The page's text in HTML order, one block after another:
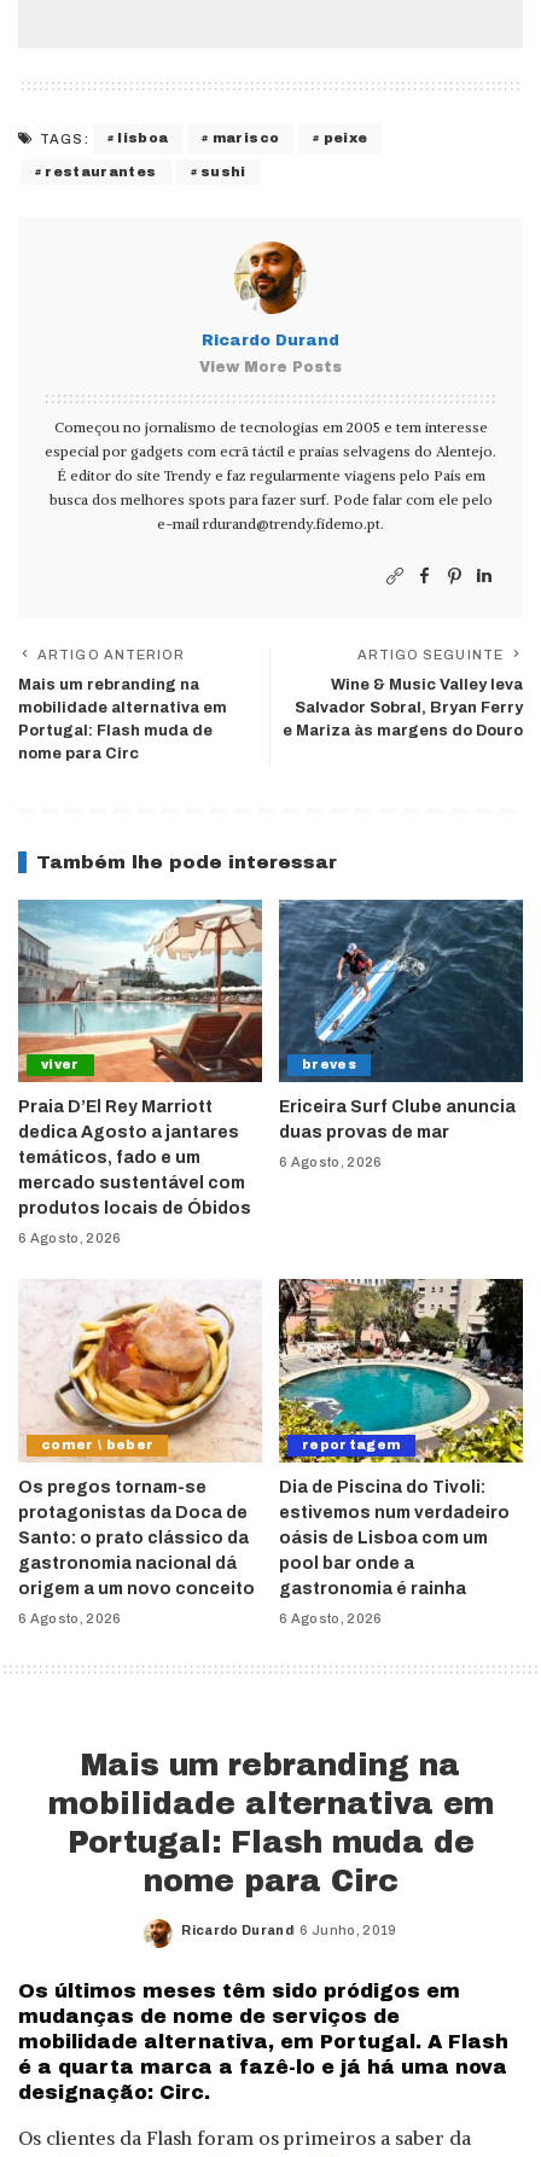
TAGS: lisboa marisco peixe
restaurantes sushi
Ricardo Durand
View More Posts
Começou no jornalismo de tecnologias em 2005 e tem interesse
especial por gadgets com ecrã táctil e praias selvagens do Alentejo.
É editor do site Trendy e faz regularmente viagens pelo País em
busca dos melhores spots para fazer surf. Pode falar com ele pelo
e-mail rdurand@trendy.fidemo.pt.
ARTIGO ANTERIOR
Mais um rebranding na
mobilidade alternativa em
Portugal: Flash muda de
nome para Circ
ARTIGO SEGUINTE
Wine & Music Valley leva
Salvador Sobral, Bryan Ferry
e Mariza às margens do Douro
Também lhe pode interessar
viver
Praia D’El Rey Marriott
dedica Agosto a jantares
temáticos, fado e um
mercado sustentável com
produtos locais de Óbidos
6 Agosto, 2026
breves
Ericeira Surf Clube anuncia
duas provas de mar
6 Agosto, 2026
comer \ beber
Os pregos tornam-se
protagonistas da Doca de
Santo: o prato clássico da
gastronomia nacional dá
origem a um novo conceito
6 Agosto, 2026
reportagem
Dia de Piscina do Tivoli:
estivemos num verdadeiro
oásis de Lisboa com um
pool bar onde a
gastronomia é rainha
6 Agosto, 2026
Mais um rebranding na
mobilidade alternativa em
Portugal: Flash muda de
nome para Circ
Posted
Ricardo Durand 6 Junho, 2019
Os últimos meses têm sido pródigos em
mudanças de nome de serviços de
mobilidade alternativa, em Portugal. A Flash
é a quarta marca a fazê-lo e já há uma nova
designação: Circ.
Os clientes da Flash foram os primeiros a saber da